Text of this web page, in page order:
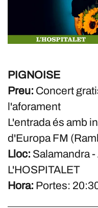
PIGNOISE
Preu: Concert
l'aforament
L'entrada és amb
d'Europa FM
Lloc: Salamandra
L'HOSPITALET
Hora: Portes: